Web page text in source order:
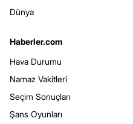
Dünya
Haberler.com
Hava Durumu
Namaz Vakitleri
Seçim Sonuçları
Şans Oyunları